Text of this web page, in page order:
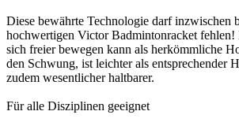
Diese bewährte Technologie darf inzwischen
hochwertigen Victor Badmintonracket
sich freier bewegen kann als herkömmliche
den Schwung, ist leichter als entsprechender
zudem wesentlicher haltbarer.
Für alle Disziplinen geeignet